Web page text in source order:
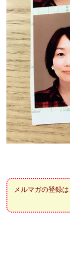
メルマガの登録